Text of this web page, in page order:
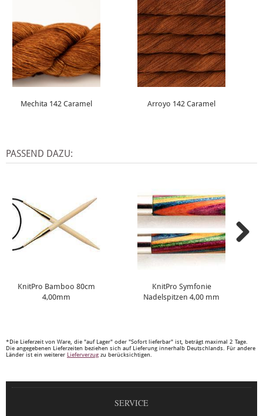
Mechita 142 Caramel Arroyo 142 Caramel
PASSEND DAZU:
KnitPro Bamboo 80cm
4,00mm
KnitPro Symfonie
Nadelspitzen 4,00 mm
*Die Lieferzeit von Ware, die "auf Lager" oder "Sofort lieferbar" ist, beträgt maximal 2 Tage.
Die angegebenen Lieferzeiten beziehen sich auf Lieferung innerhalb Deutschlands. Für andere
Länder ist ein weiterer Lieferverzug zu berücksichtigen.
SERVICE